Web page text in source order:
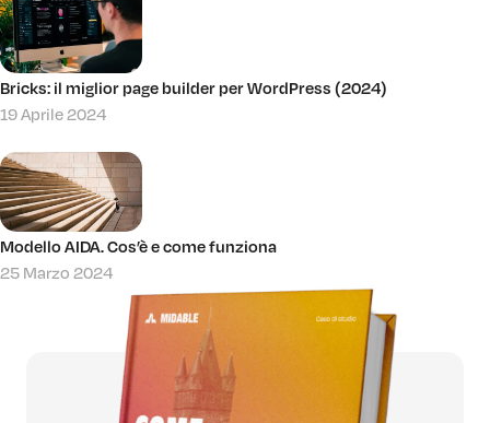
Bricks: il miglior page builder per WordPress (2024)
19 Aprile 2024
Modello AIDA. Cos’è e come funziona
25 Marzo 2024